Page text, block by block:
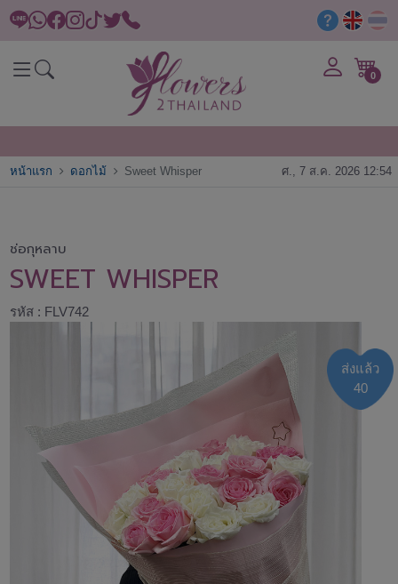
0
หน้าแรก ดอกไม้ Sweet Whisper ศ., 7 ส.ค. 2026 12:54
ช่อกุหลาบ
SWEET WHISPER
รหัส : FLV742
ส่งแล้ว
40